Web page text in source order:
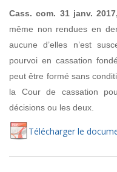
Cass. com. 31 janv.
même non rendues en
aucune d’elles n’est
pourvoi en cassation
peut être formé sans
la Cour de cassation
décisions ou les deux.
Télécharger le